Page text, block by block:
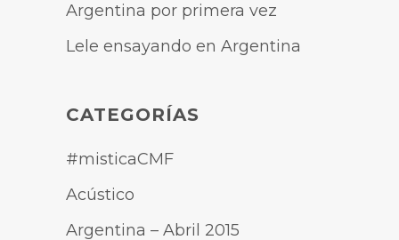
Argentina por primera vez
Lele ensayando en Argentina
CATEGORÍAS
#misticaCMF
Acústico
Argentina – Abril 2015